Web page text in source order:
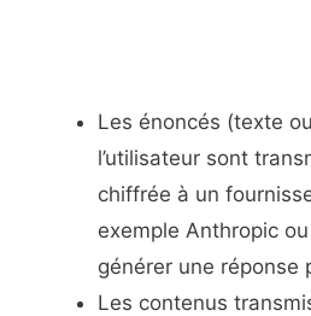
Les énoncés (texte
l’utilisateur sont
chiffrée à un
exemple Anthropic
générer une réponse
Les contenus